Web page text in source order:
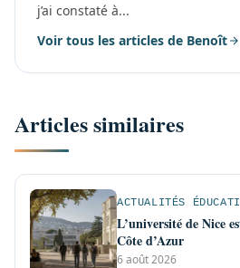
j’ai constaté à...
Voir tous les articles de Benoît
Articles similaires
ACTUALITÉS
L’université de Nice
Côte d’Azur
6 août 2026